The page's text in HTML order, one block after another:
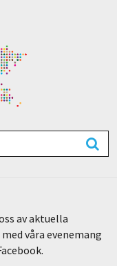
av aktuella
våra evenemang